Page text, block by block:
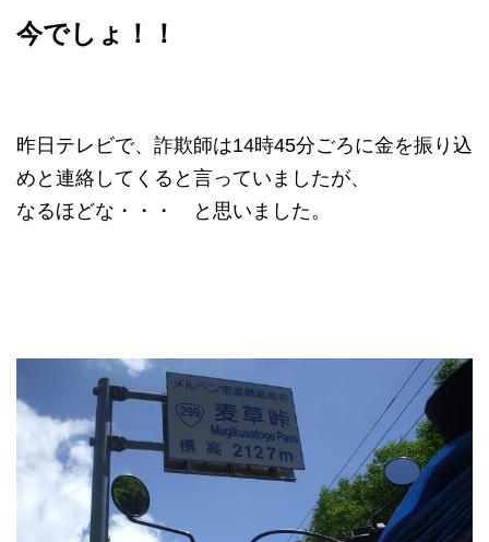
今でしょ！！
昨日テレビで、詐欺師は14時45分ごろに金を振り込
めと連絡してくると言っていましたが、
なるほどな・・・ と思いました。